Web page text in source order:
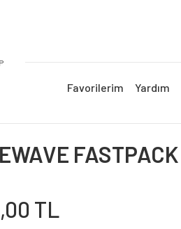
Yardım
Favorilerim
TL